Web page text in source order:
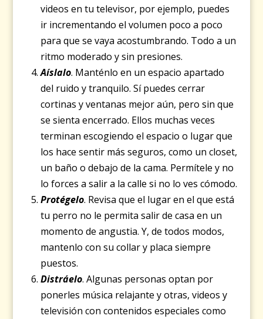
videos en tu televisor, por ejemplo, puedes
ir incrementando el volumen poco a poco
para que se vaya acostumbrando. Todo a un
ritmo moderado y sin presiones.
Aíslalo. Manténlo en un espacio apartado
del ruido y tranquilo. Sí puedes cerrar
cortinas y ventanas mejor aún, pero sin que
se sienta encerrado. Ellos muchas veces
terminan escogiendo el espacio o lugar que
los hace sentir más seguros, como un closet,
un baño o debajo de la cama. Permítele y no
lo forces a salir a la calle si no lo ves cómodo.
Protégelo. Revisa que el lugar en el que está
tu perro no le permita salir de casa en un
momento de angustia. Y, de todos modos,
mantenlo con su collar y placa siempre
puestos.
Distráelo. Algunas personas optan por
ponerles música relajante y otras, videos y
televisión con contenidos especiales como